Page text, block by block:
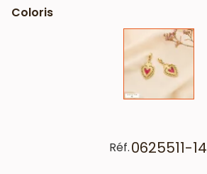
Coloris
Réf.0625511-14